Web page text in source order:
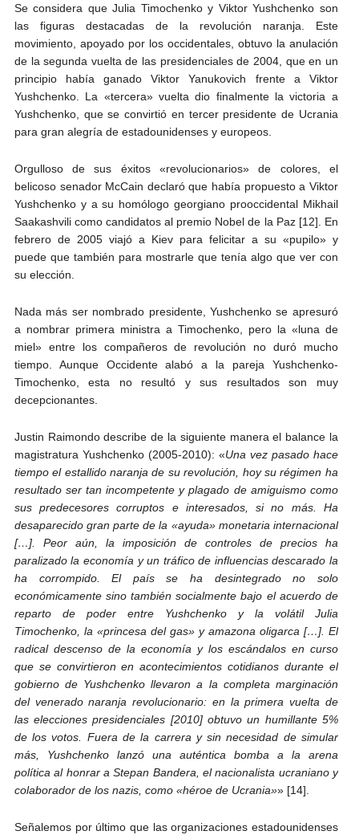
Se considera que Julia Timochenko y Viktor Yushchenko son
las figuras destacadas de la revolución naranja. Este
movimiento, apoyado por los occidentales, obtuvo la anulación
de la segunda vuelta de las presidenciales de 2004, que en un
principio había ganado Viktor Yanukovich frente a Viktor
Yushchenko. La «tercera» vuelta dio finalmente la victoria a
Yushchenko, que se convirtió en tercer presidente de Ucrania
para gran alegría de estadounidenses y europeos.
Orgulloso de sus éxitos «revolucionarios» de colores, el
belicoso senador McCain declaró que había propuesto a Viktor
Yushchenko y a su homólogo georgiano prooccidental Mikhail
Saakashvili como candidatos al premio Nobel de la Paz [12]. En
febrero de 2005 viajó a Kiev para felicitar a su «pupilo» y
puede que también para mostrarle que tenía algo que ver con
su elección.
Nada más ser nombrado presidente, Yushchenko se apresuró
a nombrar primera ministra a Timochenko, pero la «luna de
miel» entre los compañeros de revolución no duró mucho
tiempo. Aunque Occidente alabó a la pareja Yushchenko-
Timochenko, esta no resultó y sus resultados son muy
decepcionantes.
Justin Raimondo describe de la siguiente manera el balance la
magistratura Yushchenko (2005-2010): «Una vez pasado hace
tiempo el estallido naranja de su revolución, hoy su régimen ha
resultado ser tan incompetente y plagado de amiguismo como
sus predecesores corruptos e interesados, si no más. Ha
desaparecido gran parte de la «ayuda» monetaria internacional
[…]. Peor aún, la imposición de controles de precios ha
paralizado la economía y un tráfico de influencias descarado la
ha corrompido. El país se ha desintegrado no solo
económicamente sino también socialmente bajo el acuerdo de
reparto de poder entre Yushchenko y la volátil Julia
Timochenko, la «princesa del gas» y amazona oligarca […]. El
radical descenso de la economía y los escándalos en curso
que se convirtieron en acontecimientos cotidianos durante el
gobierno de Yushchenko llevaron a la completa marginación
del venerado naranja revolucionario: en la primera vuelta de
las elecciones presidenciales [2010] obtuvo un humillante 5%
de los votos. Fuera de la carrera y sin necesidad de simular
más, Yushchenko lanzó una auténtica bomba a la arena
política al honrar a Stepan Bandera, el nacionalista ucraniano y
colaborador de los nazis, como «héroe de Ucrania»» [14].
Señalemos por último que las organizaciones estadounidenses